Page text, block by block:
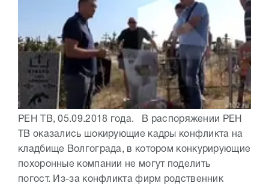
РЕН ТВ, 05.09.2018 года. В распоряжении РЕН
ТВ оказались шокирующие кадры конфликта на
кладбище Волгограда, в котором конкурирующие
похоронные компании не могут поделить
погост. Из-за конфликта фирм родственник